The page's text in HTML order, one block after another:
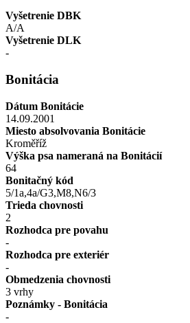
Vyšetrenie DBK
A/A
Vyšetrenie DLK
-
Bonitácia
Dátum Bonitácie
14.09.2001
Miesto absolvovania Bonitácie
Kroměříž
Výška psa nameraná na Bonitácií
64
Bonitačný kód
5/1a,4a/G3,M8,N6/3
Trieda chovnosti
2
Rozhodca pre povahu
-
Rozhodca pre exteriér
-
Obmedzenia chovnosti
3 vrhy
Poznámky - Bonitácia
-